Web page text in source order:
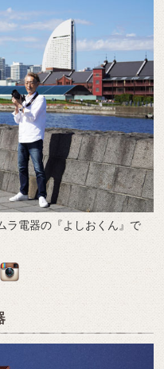
ラ電器の『よしおくん』で